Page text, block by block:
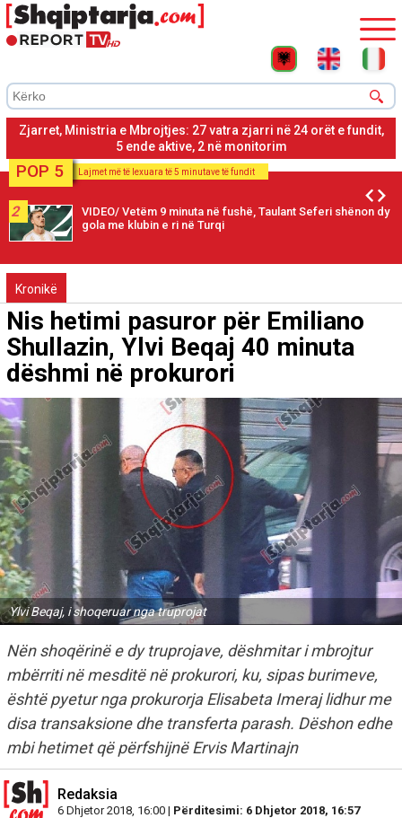
Zjarret, Ministria e Mbrojtjes: 27 vatra zjarri në 24 orët e fundit,
5 ende aktive, 2 në monitorim
POP 5 Lajmet më të lexuara të 5 minutave të fundit
2
VIDEO/ Vetëm 9 minuta në fushë, Taulant Seferi shënon dy
gola me klubin e ri në Turqi
Kronikë
Nis hetimi pasuror për Emiliano
Shullazin, Ylvi Beqaj 40 minuta
dëshmi në prokurori
Ylvi Beqaj, i shoqeruar nga truprojat
Nën shoqërinë e dy truprojave, dëshmitar i mbrojtur
mbërriti në mesditë në prokurori, ku, sipas burimeve,
është pyetur nga prokurorja Elisabeta Imeraj lidhur me
disa transaksione dhe transferta parash. Dëshon edhe
mbi hetimet që përfshijnë Ervis Martinajn
Redaksia
6 Dhjetor 2018, 16:00 | Përditesimi: 6 Dhjetor 2018, 16:57